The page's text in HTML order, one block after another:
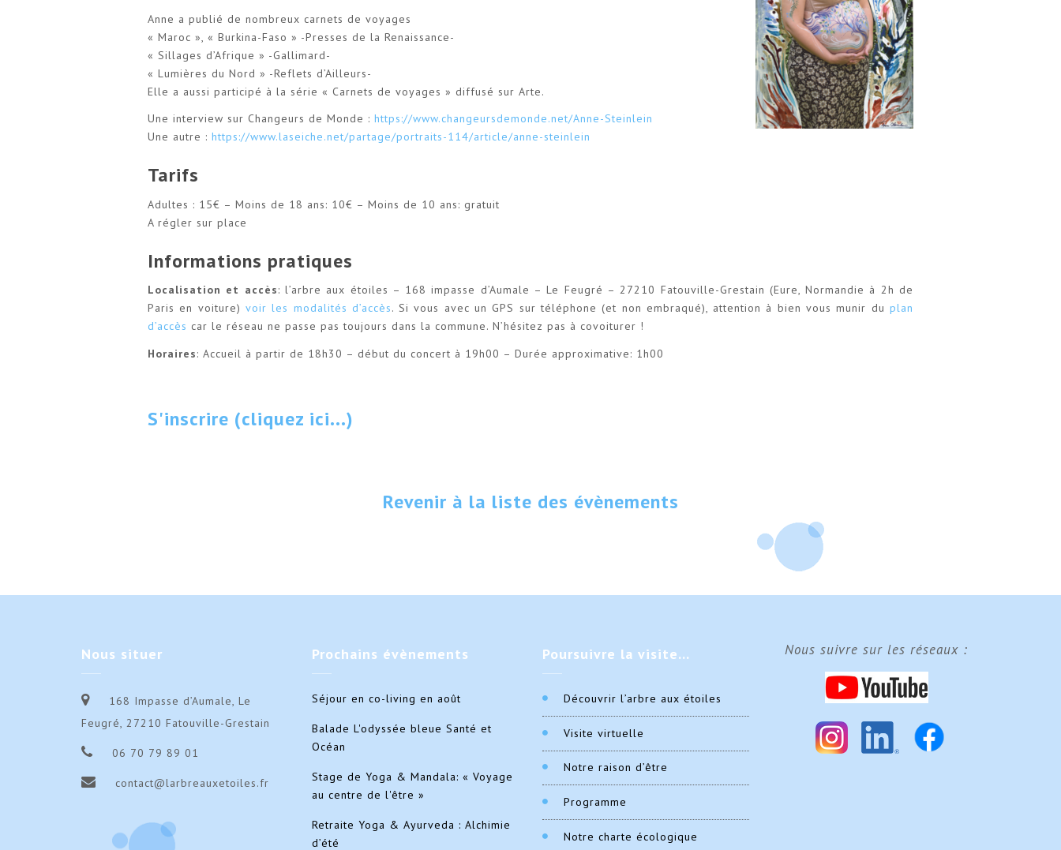
Anne a publié de nombreux carnets de voyages
« Maroc », « Burkina-Faso » -Presses de la Renaissance-
« Sillages d’Afrique » -Gallimard-
« Lumières du Nord » -Reflets d’Ailleurs-
Elle a aussi participé à la série « Carnets de voyages » diffusé sur Arte.
Une interview sur Changeurs de Monde : https://www.changeursdemonde.net/Anne-Steinlein
Une autre : https://www.laseiche.net/partage/portraits-114/article/anne-steinlein
Tarifs
Adultes : 15€ – Moins de 18 ans: 10€ – Moins de 10 ans: gratuit
A régler sur place
Informations pratiques
Localisation et accès: l’arbre aux étoiles – 168 impasse d’Aumale – Le Feugré – 27210 Fatouville-Grestain (Eure, Normandie à 2h de
Paris en voiture) voir les modalités d’accès. Si vous avec un GPS sur téléphone (et non embraqué), attention à bien vous munir duplan
d’accès car le réseau ne passe pas toujours dans la commune. N’hésitez pas à covoiturer !
Horaires: Accueil à partir de 18h30 – début du concert à 19h00 – Durée approximative: 1h00
S'inscrire (cliquez ici...)
Revenir à la liste des évènements
Nous situer
168 Impasse d’Aumale, Le
Feugré, 27210 Fatouville-Grestain
06 70 79 89 01
contact@larbreauxetoiles.fr
Prochains évènements
Séjour en co-living en août
Balade L'odyssée bleue Santé et
Océan
Stage de Yoga & Mandala: « Voyage
au centre de l'être »
Retraite Yoga & Ayurveda : Alchimie
d’été
Poursuivre la visite…
Découvrir l’arbre aux étoiles
Visite virtuelle
Notre raison d’être
Programme
Notre charte écologique
Nous suivre sur les réseaux :